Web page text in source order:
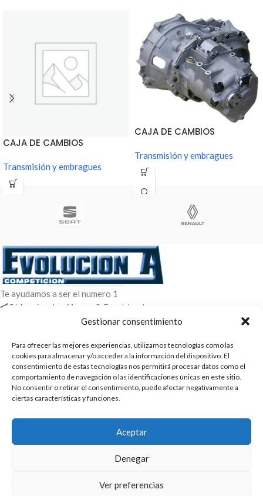
Gestionar consentimiento
Para ofrecer las mejores experiencias, utilizamos tecnologías como las
cookies para almacenar y/o acceder a la información del dispositivo. El
consentimiento de estas tecnologías nos permitirá procesar datos como el
comportamiento de navegación o las identificaciones únicas en este sitio.
No consentir o retirar el consentimiento, puede afectar negativamente a
ciertas características y funciones.
Aceptar
Denegar
Ver preferencias
CAJA DE CAMBIOS
Transmisión y embragues
CAJA DE CAMBIOS
Transmisión y embragues
Te ayudamos a ser el numero 1
C/ Arquimedes 61 nave 2. Fuenlabrada
WhatsApp +34 670604426
ENTRADAS RECIENTES
POLÍTICAS
2025 | Evolucion-A Competicion: Fabricación y distribución,
comercialización de repuestos para automóvil